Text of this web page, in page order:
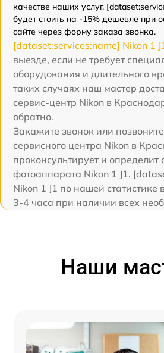
качестве наших услуг.
будет стоить на -15% дешевле при
сайте через форму заказа звонка.
[dataset:services:name] Nikon 1
выезде, если не требует
оборудования и длительного
таких случаях наш мастер
сервис-центр Nikon в
обратно.
Закажите звонок или
сервисного центра Nikon в
проконсультирует и определит
фотоаппарата Nikon 1 J1.
Nikon 1 J1 по нашей статистике
3-4 часа при наличии всех
Наши